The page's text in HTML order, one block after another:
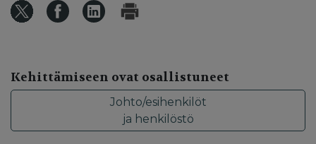
Kehittämiseen ovat osallistuneet
Johto/esihenkilöt
ja henkilöstö